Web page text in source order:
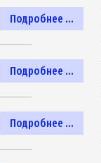
Подробнее ...
Подробнее ...
Подробнее ...